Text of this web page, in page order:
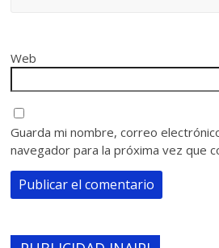
Web
Guarda mi nombre, correo
navegador para la próxima vez que